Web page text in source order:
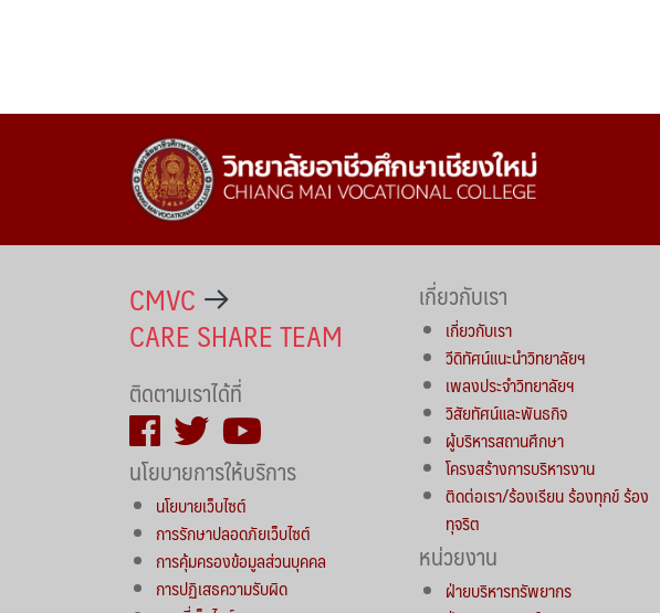
CMVC
CARE SHARE TEAM
ติดตามเราได้ที่
นโยบายการให้บริการ
นโยบายเว็บไซต์
การรักษาปลอดภัยเว็บไซต์
การคุ้มครองข้อมูลส่วนบุคคล
การปฏิเสธความรับผิด
เกี่ยวกับเรา
เกี่ยวกับเรา
วีดิทัศน์แนะนำวิทยาลัยฯ
เพลงประจำวิทยาลัยฯ
วิสัยทัศน์และพันธกิจ
ผู้บริหารสถานศึกษา
โครงสร้างการบริหารงาน
ติดต่อเรา/ร้องเรียน ร้องทุกข์ ร้อง
ทุจริต
หน่วยงาน
ฝ่ายบริหารทรัพยากร